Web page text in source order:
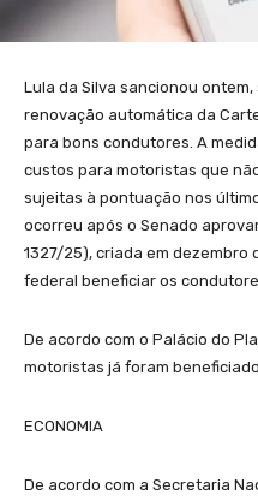
Lula da Silva sancionou
renovação automática da
para bons condutores. A
custos para motoristas que
sujeitas à pontuação nos
ocorreu após o Senado
1327/25), criada em dezembro
federal beneficiar os
De acordo com o Palácio do
motoristas já foram
ECONOMIA
De acordo com a Secretaria